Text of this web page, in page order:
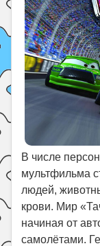
В числе
мультфильма
людей,
крови. Мир
начиная от
самолётами.